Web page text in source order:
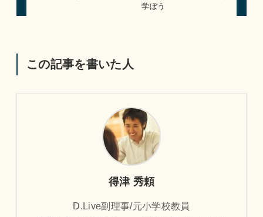
学ぼう
この記事を書いた人
得津 秀頼
D.Live副理事/元小学校教員